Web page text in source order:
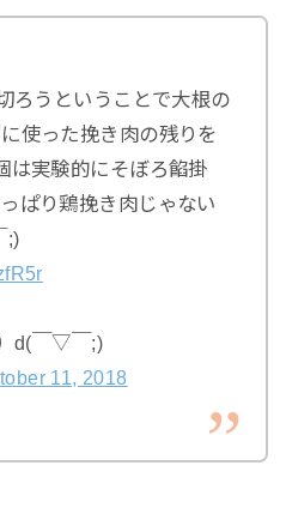
ろうということで大根の
使った挽き肉の残りを
は実験的にそぼろ餡掛
ぱり鶏挽き肉じゃない
;)
d(￣▽￣;)
11, 2018